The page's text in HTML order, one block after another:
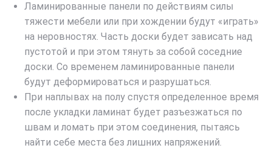
Ламинированные панели по действиям силы
тяжести мебели или при хождении будут «играть»
на неровностях. Часть доски будет зависать над
пустотой и при этом тянуть за собой соседние
доски. Со временем ламинированные панели
будут деформироваться и разрушаться.
При наплывах на полу спустя определенное время
после укладки ламинат будет разъезжаться по
швам и ломать при этом соединения, пытаясь
найти себе места без лишних напряжений.